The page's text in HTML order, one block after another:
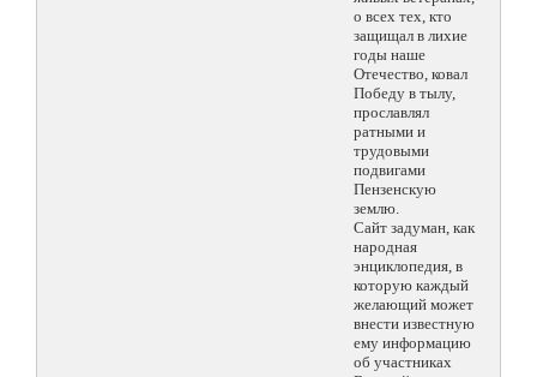
о всех тех, кто
защищал в лихие
годы наше
Отечество, ковал
Победу в тылу,
прославлял
ратными и
трудовыми
подвигами
Пензенскую
землю.
Сайт задуман, как
народная
энциклопедия, в
которую каждый
желающий может
внести известную
ему информацию
об участниках